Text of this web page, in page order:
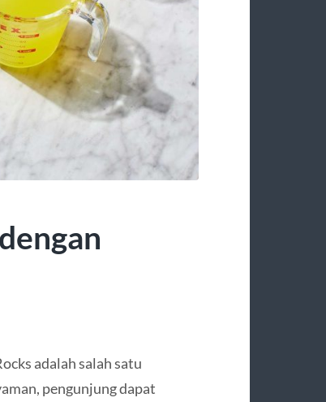
adalah salah satu
pengunjung dapat